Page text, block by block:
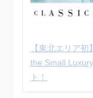
【東北エリア
the Small
ト！